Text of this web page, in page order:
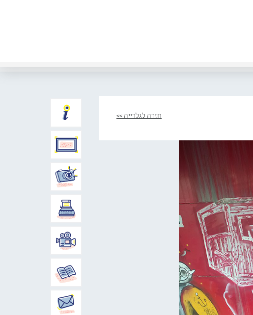
חזרה לגלרייה >>